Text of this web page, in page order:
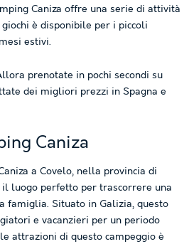
Caniza offre una serie di attività
è disponibile per i piccoli
estivi.
prenotate in pochi secondi su
dei migliori prezzi in Spagna e
Caniza
a Covelo, nella provincia di
il luogo perfetto per trascorrere una
famiglia. Situato in Galizia, questo
e vacanzieri per un periodo
attrazioni di questo campeggio è